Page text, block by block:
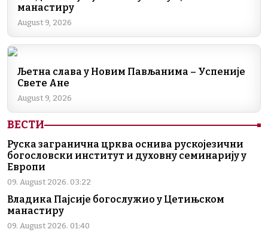
o
o
p
k
манастиру
August 9, 2026
Љетна слава у Новим Пављанима – Успеније
Свете Ане
August 9, 2026
ВЕСТИ
Руска загранична црква оснива рускојезични
богословски институт и духовну семинарију у
Европи
09. August 2026. 03:22
Владика Пајсије богослужио у Цетињском
манастиру
09. August 2026. 01:40